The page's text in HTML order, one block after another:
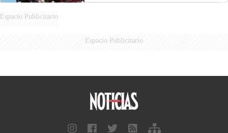
Espacio Publicitario
Espacio Publicitario